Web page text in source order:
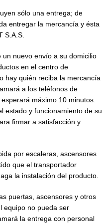
sólo una entrega; de
entregar la mercancía y ésta
S.A.S.
un nuevo envío a su domicilio
en el centro de
hay quién reciba la mercancía
a los teléfonos de
máximo 10 minutos.
estado y funcionamiento de su
firmar a satisfacción y
por escaleras, ascensores
que el transportador
la instalación del producto.
puertas, ascensores y otros
equipo no pueda ser
la entrega con personal